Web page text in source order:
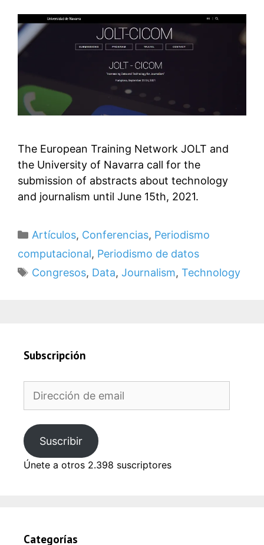
The European Training Network JOLT and
the University of Navarra call for the
submission of abstracts about technology
and journalism until June 15th, 2021.
Categorías
Artículos, Conferencias, Periodismo
computacional, Periodismo de datos
Etiquetas
Congresos, Data, Journalism, Technology
Subscripción
de
Suscribir
Únete a otros 2.398 suscriptores
Categorías